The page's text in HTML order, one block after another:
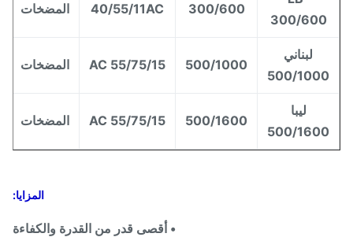
300/600
300/600
40/55/11AC المضخات
لبناني
500/
500/1000
55/75/15 AC المضخات
500/
500/1600
55/75/15 AC المضخات
المزايا:
• أقصى قدر من القدرة والكفاءة